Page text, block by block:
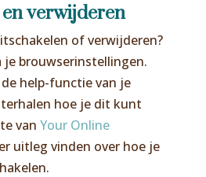
verwijderen
of verwijderen?
je brouwserinstellingen.
help-functie van je
hoe je dit kunt
van Your Online
uitleg vinden over hoe je